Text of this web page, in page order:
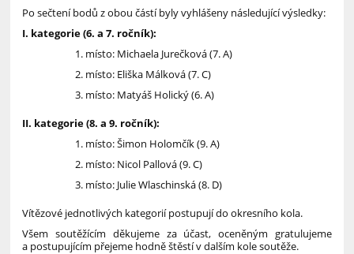
Po sečtení bodů z obou částí byly vyhlášeny následující výsledky:
I. kategorie (6. a 7. ročník):
místo: Michaela Jurečková (7. A)
místo: Eliška Málková (7. C)
místo: Matyáš Holický (6. A)
II. kategorie (8. a 9. ročník):
místo: Šimon Holomčík (9. A)
místo: Nicol Pallová (9. C)
místo: Julie Wlaschinská (8. D)
Vítězové jednotlivých kategorií postupují do okresního kola.
Všem soutěžícím děkujeme za účast, oceněným gratulujeme
a postupujícím přejeme hodně štěstí v dalším kole soutěže.